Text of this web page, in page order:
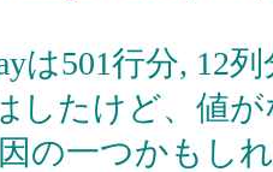
は501行分, 12
したけど、値
の一つかもし